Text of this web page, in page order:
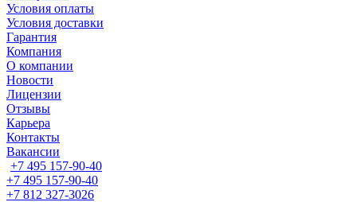
Условия оплаты
Условия доставки
Гарантия
Компания
О компании
Новости
Лицензии
Отзывы
Карьера
Контакты
Вакансии
+7 495 157-90-40
+7 495 157-90-40
+7 812 327-3026